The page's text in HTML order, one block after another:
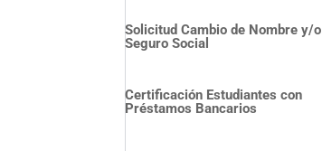
Solicitud Cambio de Nombre y/o
Seguro Social
Certificación Estudiantes con
Préstamos Bancarios